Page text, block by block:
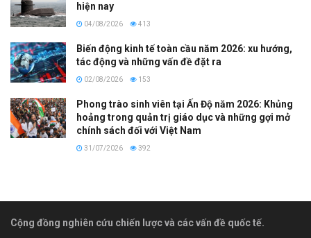
hiện nay
04/08/2026 413
Biến động kinh tế toàn cầu năm 2026: xu hướng,
tác động và những vấn đề đặt ra
02/08/2026 153
Phong trào sinh viên tại Ấn Độ năm 2026: Khủng
hoảng trong quản trị giáo dục và những gợi mở
chính sách đối với Việt Nam
31/07/2026 392
Cộng đồng nghiên cứu chiến lược và các vấn đề quốc tế.